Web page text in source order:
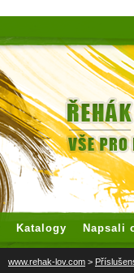
Katalogy Napsali
www.rehak-lov.com >